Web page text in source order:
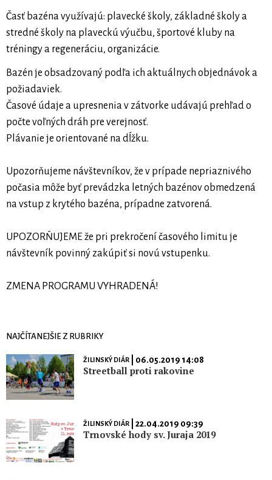
Časť bazéna využívajú: plavecké školy, základné školy a
stredné školy na plaveckú výučbu, športové kluby na
tréningy a regeneráciu, organizácie.
Bazén je obsadzovaný podľa ich aktuálnych objednávok a
požiadaviek.
Časové údaje a upresnenia v zátvorke udávajú prehľad o
počte voľných dráh pre verejnosť.
Plávanie je orientované na dĺžku.
Upozorňujeme návštevníkov, že v prípade nepriaznivého
počasia môže byť prevádzka letných bazénov obmedzená
na vstup z krytého bazéna, prípadne zatvorená.
UPOZORŇUJEME že pri prekročení časového limitu je
návštevník povinný zakúpiť si novú vstupenku.
ZMENA PROGRAMU VYHRADENÁ!
NAJČÍTANEJŠIE Z RUBRIKY
ŽILINSKÝ DIÁR| 06.05.2019 14:08
Streetball proti rakovine
ŽILINSKÝ DIÁR| 22.04.2019 09:39
Trnovské hody sv. Juraja 2019